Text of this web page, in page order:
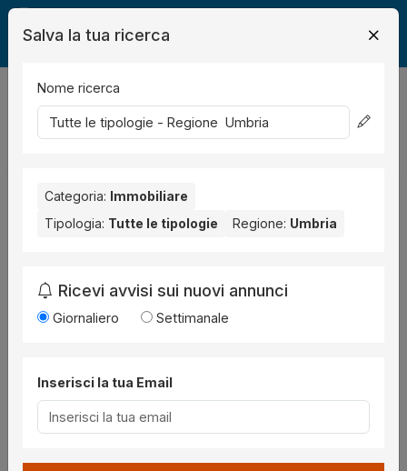
Legalmente Immobili
risultati Ordina per
13,
da€ 12.220,00
Salva la tua ricerca
Nome ricerca
Categoria: Immobiliare
Tipologia: Tutte le tipologie Regione: Umbria
Ricevi avvisi sui nuovi annunci
Giornaliero Settimanale
Inserisci la tua Email